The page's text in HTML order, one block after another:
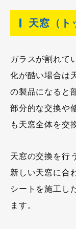
天窓（ト
ガラスが割れて
化が酷い場合は
の製品になると
部分的な交換や
も天窓全体を交
天窓の交換を行
新しい天窓に合
シートを施工し
ます。